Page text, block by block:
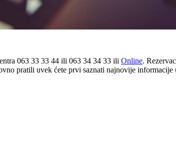
063 33 33 44 ili 063 34 34 33 ili Online.
pratili uvek ćete prvi saznati najnovije informacije